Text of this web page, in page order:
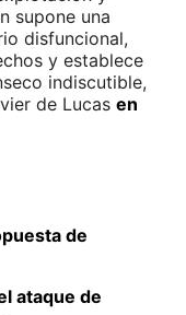
supone una
disfuncional,
y establece
indiscutible,
de Lucas en
de
ataque de